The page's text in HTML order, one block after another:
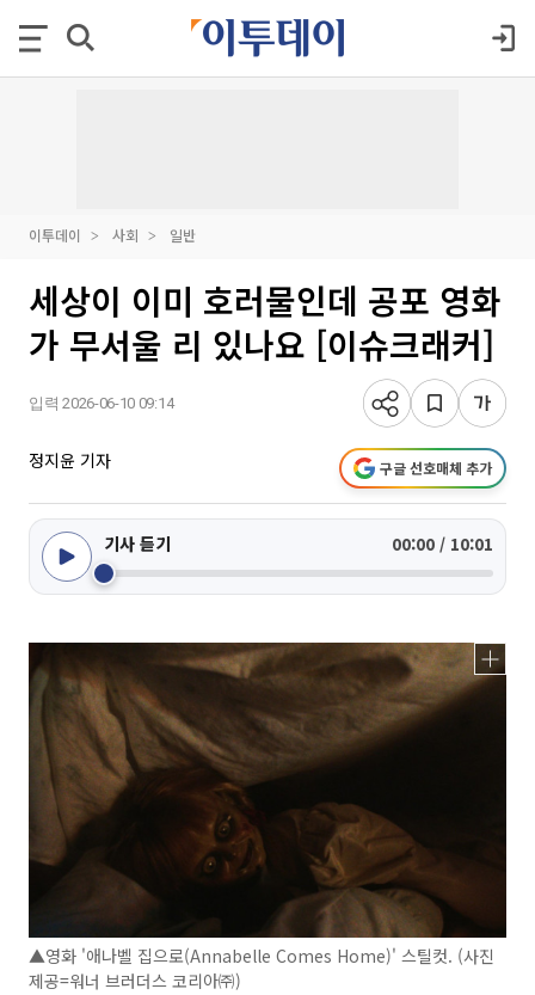
이투데이 사회 일반
세상이 이미 호러물인데 공포 영화
가 무서울 리 있나요 [이슈크래커]
입력 2026-06-10 09:14
정지윤 기자 구글 선호매체 추가
기사 듣기 00:00 / 10:01
▲영화 '애나벨 집으로(Annabelle Comes Home)' 스틸컷. (사진
제공=워너 브러더스 코리아㈜)